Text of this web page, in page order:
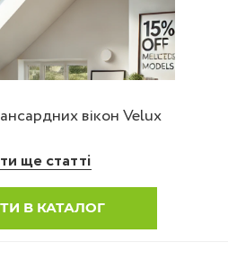
вікон Velux
ще статті
В КАТАЛОГ